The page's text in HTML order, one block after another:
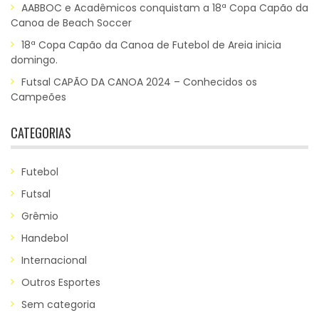
AABBOC e Acadêmicos conquistam a 18ª Copa Capão da
Canoa de Beach Soccer
18ª Copa Capão da Canoa de Futebol de Areia inicia
domingo.
Futsal CAPÃO DA CANOA 2024 – Conhecidos os
Campeões
CATEGORIAS
Futebol
Futsal
Grêmio
Handebol
Internacional
Outros Esportes
Sem categoria